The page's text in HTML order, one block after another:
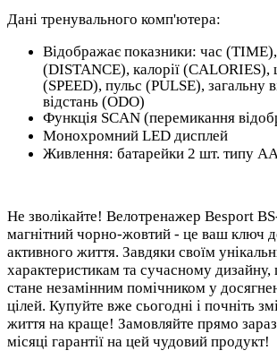
Дані тренувального комп'ютера:
Відображає показники: час (TIME),
(DISTANCE), калорії (CALORIES),
(SPEED), пульс (PULSE), загальну
відстань (ODO)
Функція SCAN (перемикання
Монохромний LED дисплей
Живлення: батарейки 2 шт. типу
Не зволікайте! Велотренажер Besport
магнітний чорно-жовтий - це ваш ключ
активного життя. Завдяки своїм
характеристикам та сучасному дизайну,
стане незамінним помічником у
цілей. Купуйте вже сьогодні і почніть
життя на краще! Замовляйте прямо
місяці гарантії на цей чудовий продукт!